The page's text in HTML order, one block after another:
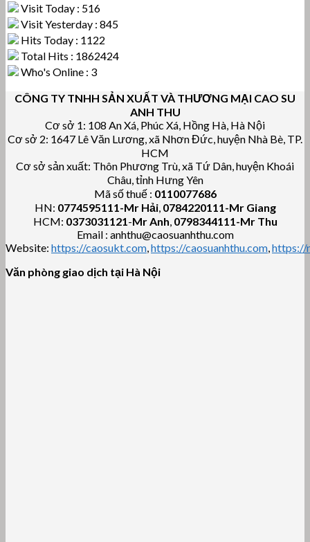
Visit Today : 516
Visit Yesterday : 845
Hits Today : 1122
Total Hits : 1862424
Who's Online : 3
CÔNG TY TNHH SẢN XUẤT VÀ THƯƠNG MẠI CAO SU
ANH THU
Cơ sở 1: 108 An Xá, Phúc Xá, Hồng Hà, Hà Nội
Cơ sở 2: 1647 Lê Văn Lương, xã Nhơn Đức, huyện Nhà Bè, TP.
HCM
Cơ sở sản xuất: Thôn Phương Trù, xã Tứ Dân, huyện Khoái
Châu, tỉnh Hưng Yên
Mã số thuế : 0110077686
HN: 0774595111-Mr Hải, 0784220111-Mr Giang
HCM: 0373031121-Mr Anh, 0798344111-Mr Thu
Email : anhthu@caosuanhthu.com
Website: https://caosukt.com,https://caosuanhthu.com,https://
Văn phòng giao dịch tại Hà Nội